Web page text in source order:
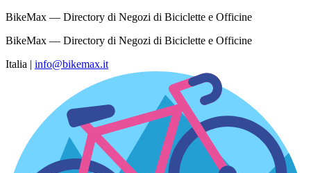
BikeMax — Directory di Negozi di Biciclette e Officine
BikeMax — Directory di Negozi di Biciclette e Officine
Italia | info@bikemax.it